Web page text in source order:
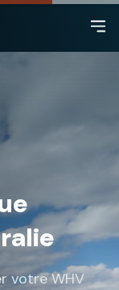
votre WHV